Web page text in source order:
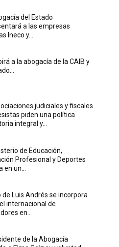
del Estado
a las empresas
Ineco y...
a la abogacía de la CAIB y
judiciales y fiscales
piden una política
integral y...
de Educación,
Profesional y Deportes
un...
de Luis Andrés se incorpora
internacional de
en...
de la Abogacía